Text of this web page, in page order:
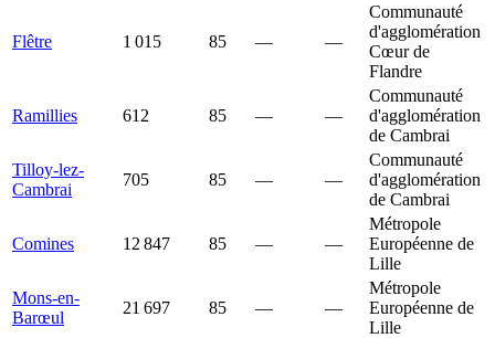
Flêtre 1 015 85 — —
Communauté
d'agglomération
Cœur de
Flandre
Ramillies 612 85 — —
Communauté
d'agglomération
de Cambrai
Tilloy-lez-
Cambrai
705 85 — —
Communauté
d'agglomération
de Cambrai
Comines 12 847 85 — —
Métropole
Européenne de
Lille
Mons-en-
Barœul
21 697 85 — —
Métropole
Européenne de
Lille